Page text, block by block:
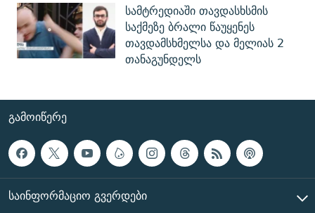
სამტრედიაში თავდასხსმის
საქმეზე ბრალი წაუყენეს
თავდამსხმელსა და მელიას 2
თანაგუნდელს
ᲒᲐᲛᲝᲘᲬᲔᲠᲔ
ᲡᲐᲘᲜᲤᲝᲠᲛᲐᲪᲘᲝ ᲒᲕᲔᲠᲓᲔᲑᲘ